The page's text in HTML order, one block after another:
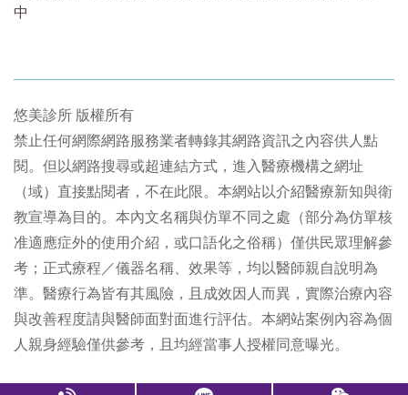
中
悠美診所 版權所有
禁止任何網際網路服務業者轉錄其網路資訊之內容供人點
閱。但以網路搜尋或超連結方式，進入醫療機構之網址
（域）直接點閱者，不在此限。本網站以介紹醫療新知與衛
教宣導為目的。本內文名稱與仿單不同之處（部分為仿單核
准適應症外的使用介紹，或口語化之俗稱）僅供民眾理解參
考；正式療程／儀器名稱、效果等，均以醫師親自說明為
準。醫療行為皆有其風險，且成效因人而異，實際治療內容
與改善程度請與醫師面對面進行評估。本網站案例內容為個
人親身經驗僅供參考，且均經當事人授權同意曝光。